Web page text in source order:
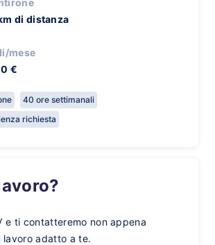
di distanza
mese
€
40 ore settimanali
richiesta
e ti contatteremo non appena
lavoro adatto a te.